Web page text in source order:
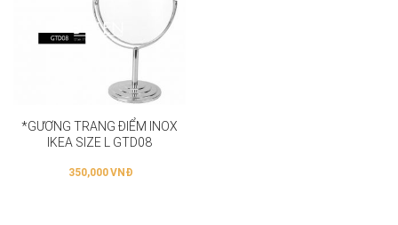
*GƯƠNG TRANG ĐIỂM INOX
IKEA SIZE L GTD08
350,000VNĐ